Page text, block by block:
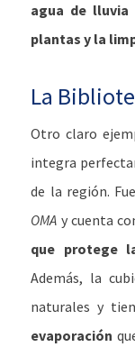
agua de
plantas y la
La
Otro claro
integra
de la región.
OMA y cuenta
que protege
Además, la
naturales y
evaporación